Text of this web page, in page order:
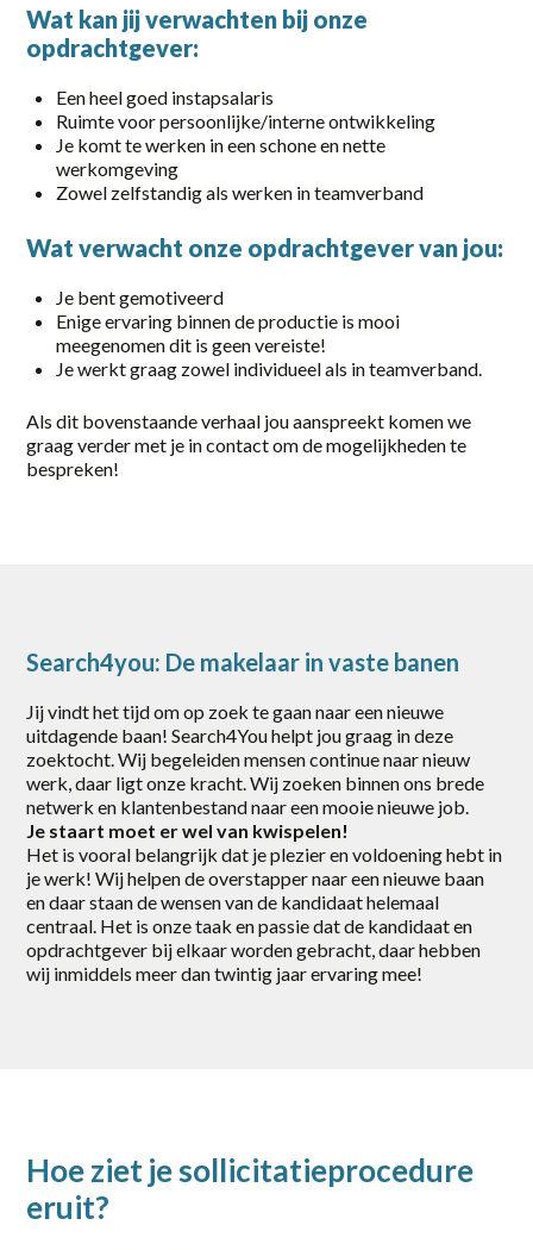
Wat kan jij verwachten bij onze
opdrachtgever:
Een heel goed instapsalaris
Ruimte voor persoonlijke/interne ontwikkeling
Je komt te werken in een schone en nette
werkomgeving
Zowel zelfstandig als werken in teamverband
Wat verwacht onze opdrachtgever van jou:
Je bent gemotiveerd
Enige ervaring binnen de productie is mooi
meegenomen dit is geen vereiste!
Je werkt graag zowel individueel als in teamverband.
Als dit bovenstaande verhaal jou aanspreekt komen we
graag verder met je in contact om de mogelijkheden te
bespreken!
Search4you: De makelaar in vaste banen
Jij vindt het tijd om op zoek te gaan naar een nieuwe
uitdagende baan! Search4You helpt jou graag in deze
zoektocht. Wij begeleiden mensen continue naar nieuw
werk, daar ligt onze kracht. Wij zoeken binnen ons brede
netwerk en klantenbestand naar een mooie nieuwe job.
Je staart moet er wel van kwispelen!
Het is vooral belangrijk dat je plezier en voldoening hebt in
je werk! Wij helpen de overstapper naar een nieuwe baan
en daar staan de wensen van de kandidaat helemaal
centraal. Het is onze taak en passie dat de kandidaat en
opdrachtgever bij elkaar worden gebracht, daar hebben
wij inmiddels meer dan twintig jaar ervaring mee!
Hoe ziet je sollicitatieprocedure
eruit?
40 uur
Full-time
Part-time
Vaste baan, onbepaalde tijd
Amersfoort
Amsterdam
Barneveld
Gorinchem
Heerde
Putten
Rotterdam
Scherpenzeel
Stroe
Uddel
Zwolle
category